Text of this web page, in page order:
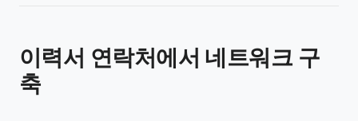
이력서 연락처에서 네트워크 구
축